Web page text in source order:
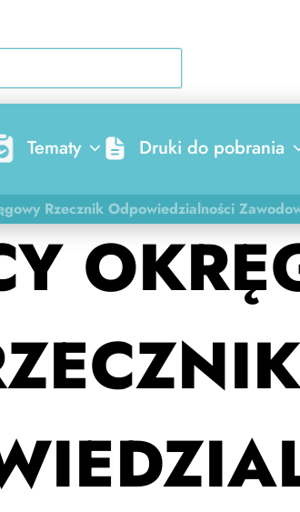
Tematy Druki do pobrania
Rzecznik Odpowiedzialności